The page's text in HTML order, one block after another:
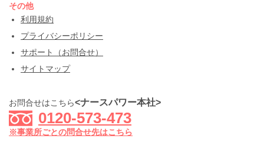
その他
利用規約
プライバシーポリシー
サポート（お問合せ）
サイトマップ
お問合せはこちら<ナースパワー本社>
0120-573-473
※事業所ごとの問合せ先はこちら